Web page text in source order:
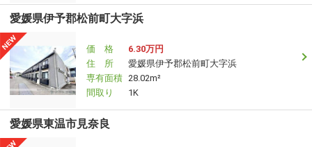
愛媛県伊予郡松前町大字浜
価 格
6.30万円
住 所
愛媛県伊予郡松前町大字浜
専有面積 28.02m²
間取り
1K
愛媛県東温市見奈良